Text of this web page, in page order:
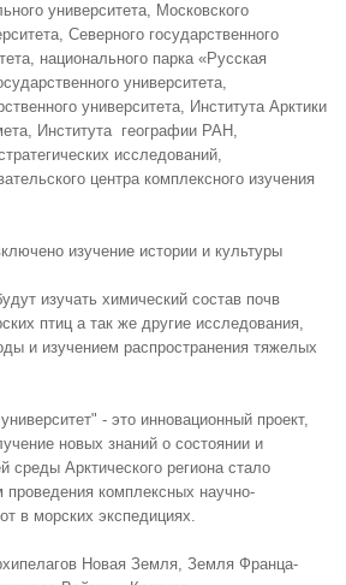
университета, Московского
Северного государственного
национального парка «Русская
университета,
университета, Института Арктики
Института географии РАН,
исследований,
центра комплексного изучения
изучение истории и культуры
изучать химический состав почв
птиц а так же другие исследования,
и изучением распространения тяжелых
- это инновационный проект,
новых знаний о состоянии и
среды Арктического региона стало
комплексных научно-
в морских экспедициях.
Новая Земля, Земля Франца-